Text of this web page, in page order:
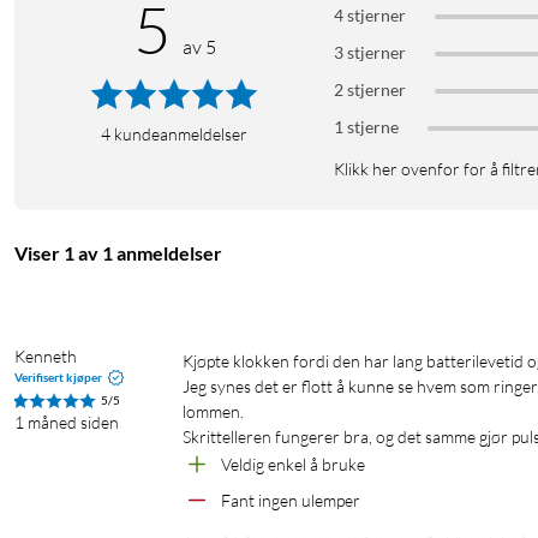
BioTracker-sensoren måler puls, oksygenmetning i blodet,
søvnfaser, REM-søvn og pustekvalitet. BioCharge viser hvor
Oppkoblet på håndleddet
direkte på håndleddet. Zepp Pay med NFC gjør det mulig å
Kasse: Aluminium og glassfiberforsterket polymer
Mål: 47,4 × 47,4 × 12,3 mm
Vekt: 43 g (uten armbånd)
Armbånd: Silikon, 22 mm, håndleddsomkrets 140–210 mm
Batteri: 658 mAh, opptil 21 dager
GPS-batteritid: 33 t (nøyaktig modus), 67 t (strømsparemodus)
5 av 5
4 kundeanmeldelser
4 stjerner
3 stjerner
2 stjerner
1 stjerne
Klikk her ovenfor for å
Viser 1 av 1 anmeldelser
Kenneth
Verifisert kjøper
5/5
1 måned siden
Kjøpte klokken fordi den har lang batterilevetid og masse lagringsplass.
Jeg synes det er flott å kunne se hvem som
lommen.
Veldig enkel å bruke
Fant ingen ulemper